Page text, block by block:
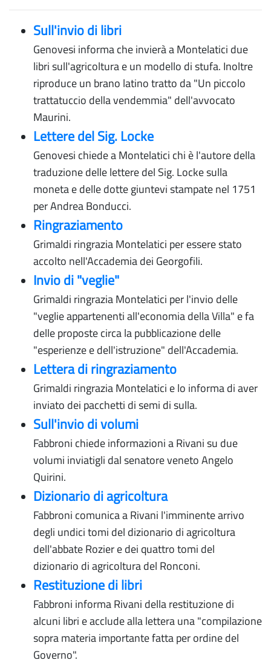
Sull'invio di libri
Genovesi informa che invierà a Montelatici due
libri sull'agricoltura e un modello di stufa. Inoltre
riproduce un brano latino tratto da "Un piccolo
trattatuccio della vendemmia" dell'avvocato
Maurini.
Lettere del Sig. Locke
Genovesi chiede a Montelatici chi è l'autore della
traduzione delle lettere del Sig. Locke sulla
moneta e delle dotte giuntevi stampate nel 1751
per Andrea Bonducci.
Ringraziamento
Grimaldi ringrazia Montelatici per essere stato
accolto nell'Accademia dei Georgofili.
Invio di "veglie"
Grimaldi ringrazia Montelatici per l'invio delle
"veglie appartenenti all'economia della Villa" e fa
delle proposte circa la pubblicazione delle
"esperienze e dell'istruzione" dell'Accademia.
Lettera di ringraziamento
Grimaldi ringrazia Montelatici e lo informa di aver
inviato dei pacchetti di semi di sulla.
Sull'invio di volumi
Fabbroni chiede informazioni a Rivani su due
volumi inviatigli dal senatore veneto Angelo
Quirini.
Dizionario di agricoltura
Fabbroni comunica a Rivani l'imminente arrivo
degli undici tomi del dizionario di agricoltura
dell'abbate Rozier e dei quattro tomi del
dizionario di agricoltura del Ronconi.
Restituzione di libri
Fabbroni informa Rivani della restituzione di
alcuni libri e acclude alla lettera una "compilazione
sopra materia importante fatta per ordine del
Governo".